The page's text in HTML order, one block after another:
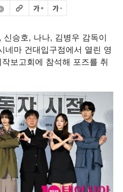
유하기
드 공유하기
URL복사글자 크게글자 작게
승호, 나나, 김병우 감독이
네마 건대입구점에서 열린 영
보고회에 참석해 포즈를 취